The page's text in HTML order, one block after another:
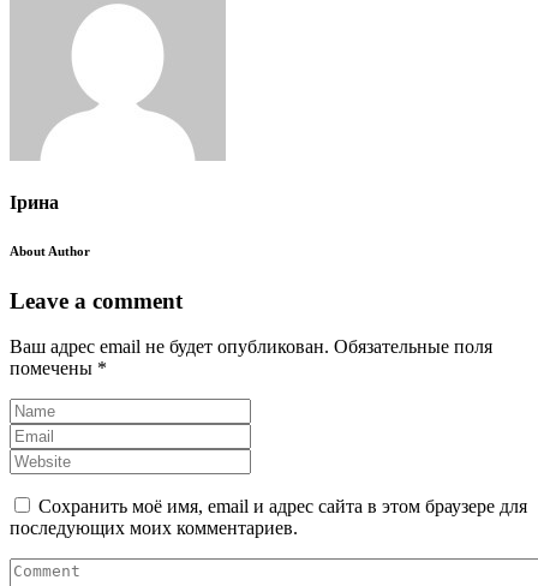
Ірина
About Author
Leave a comment
Ваш адрес email не будет опубликован. Обязательные поля
помечены *
Сохранить моё имя, email и адрес сайта в этом браузере для
последующих моих комментариев.